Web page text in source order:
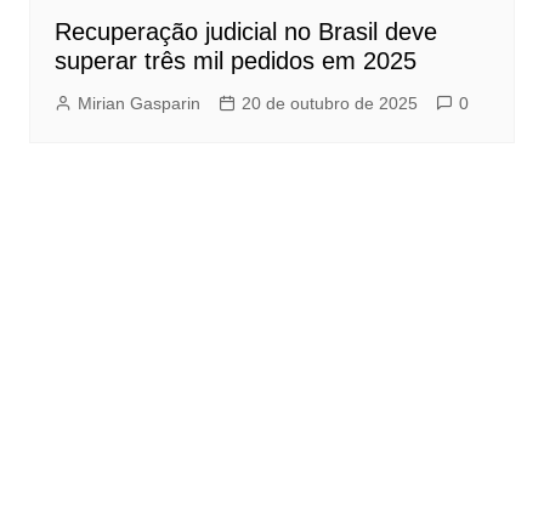
Recuperação judicial no Brasil deve
superar três mil pedidos em 2025
Mirian Gasparin 20 de outubro de 2025 0